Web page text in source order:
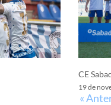
CE
19 de
«